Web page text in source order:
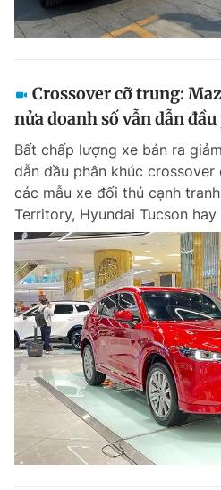
Crossover cỡ trung:
nửa doanh số vẫn dẫn
Bất chấp lượng xe bán ra
dẫn đầu phân khúc
các mẫu xe đối thủ cạnh
Territory, Hyundai Tucson hay